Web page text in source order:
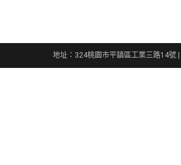
導
覽
地址：324桃園市平鎮區工業三路14號